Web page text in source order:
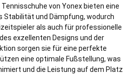
von Yonex bieten eine
Stabilität und Dämpfung, wodurch
als auch für professionelle
exzellenten Designs und der
sorgen sie für eine perfekte
eine optimale Fußstellung, was
und die Leistung auf dem Platz